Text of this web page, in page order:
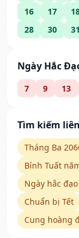
16
17
28
30 31
Ngày Hắc
7 9 13
Tìm kiếm
Tháng Ba
Bính Tuất
Ngày hắc
Chuẩn bị Tết
Cung hoàng